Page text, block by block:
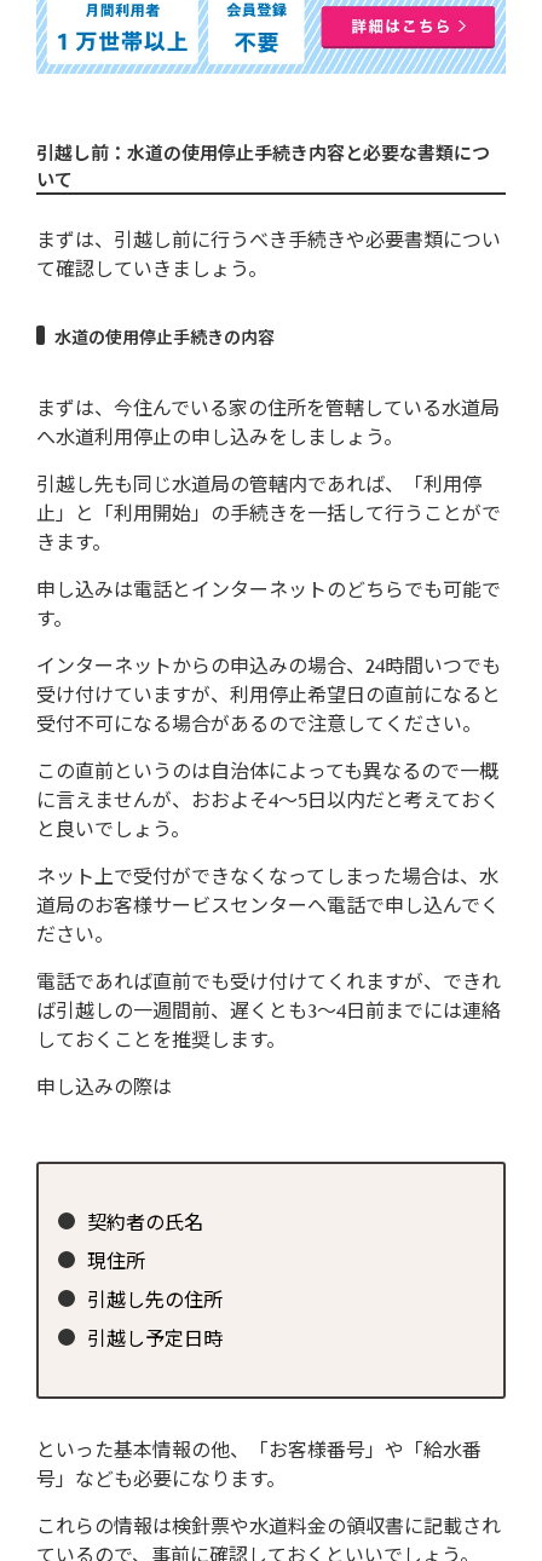
どうすればいい？
まとめ：引越しの際の水道使用中止と
引越し前：水道の使用停止手続き内容と必要な書類につ
いて
まずは、引越し前に行うべき手続きや必要書類につい
て確認していきましょう。
水道の使用停止手続きの内容
まずは、今住んでいる家の住所を管轄している水道局
へ水道利用停止の申し込みをしましょう。
引越し先も同じ水道局の管轄内であれば、「利用停
止」と「利用開始」の手続きを一括して行うことがで
きます。
申し込みは電話とインターネットのどちらでも可能で
す。
インターネットからの申込みの場合、24時間いつでも
受け付けていますが、利用停止希望日の直前になると
受付不可になる場合があるので注意してください。
この直前というのは自治体によっても異なるので一概
に言えませんが、おおよそ4～5日以内だと考えておく
と良いでしょう。
ネット上で受付ができなくなってしまった場合は、水
道局のお客様サービスセンターへ電話で申し込んでく
ださい。
電話であれば直前でも受け付けてくれますが、できれ
ば引越しの一週間前、遅くとも3～4日前までには連絡
しておくことを推奨します。
申し込みの際は
契約者の氏名
現住所
引越し先の住所
引越し予定日時
といった基本情報の他、「お客様番号」や「給水番
号」なども必要になります。
これらの情報は検針票や水道料金の領収書に記載され
ているので、事前に確認しておくといいでしょう。